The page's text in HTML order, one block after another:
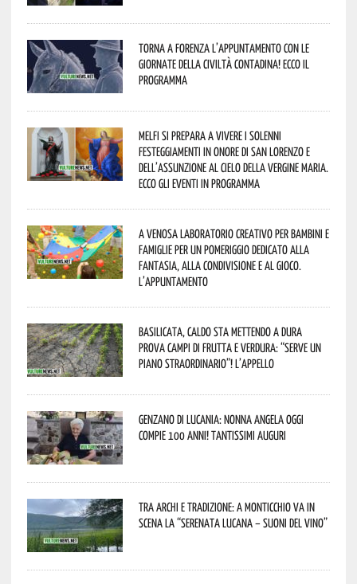
Torna a Forenza l’appuntamento con le
Giornate della Civiltà Contadina! Ecco il
programma
Melfi si prepara a vivere i solenni
festeggiamenti in onore di San Lorenzo e
dell’assunzione al cielo della Vergine Maria.
Ecco gli eventi in programma
A Venosa laboratorio creativo per bambini e
famiglie per un pomeriggio dedicato alla
fantasia, alla condivisione e al gioco.
L’appuntamento
Basilicata, caldo sta mettendo a dura
prova campi di frutta e verdura: “Serve un
piano straordinario”! L’appello
Genzano di Lucania: nonna Angela oggi
compie 100 anni! Tantissimi auguri
Tra archi e tradizione: a Monticchio va in
scena la “Serenata lucana – suoni del vino”